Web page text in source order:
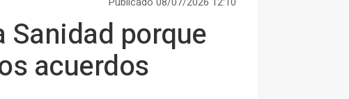
porque
acuerdos